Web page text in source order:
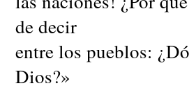
de decir
entre los pueblos:
Dios?»